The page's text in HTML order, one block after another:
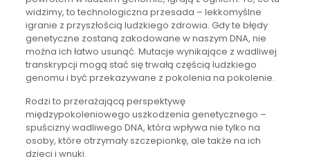
widzimy, to technologiczna przesada – lekkomyślne
igranie z przyszłością ludzkiego zdrowia. Gdy te błędy
genetyczne zostaną zakodowane w naszym DNA, nie
można ich łatwo usunąć. Mutacje wynikające z wadliwej
transkrypcji mogą stać się trwałą częścią ludzkiego
genomu i być przekazywane z pokolenia na pokolenie.
Rodzi to przerażającą perspektywę
międzypokoleniowego uszkodzenia genetycznego –
spuścizny wadliwego DNA, która wpływa nie tylko na
osoby, które otrzymały szczepionkę, ale także na ich
dzieci i wnuki.